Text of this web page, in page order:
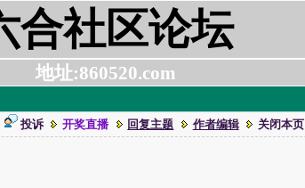
合社区论坛
地址:860520.com
投诉 开奖直播 回复主题 作者编辑 关闭本页